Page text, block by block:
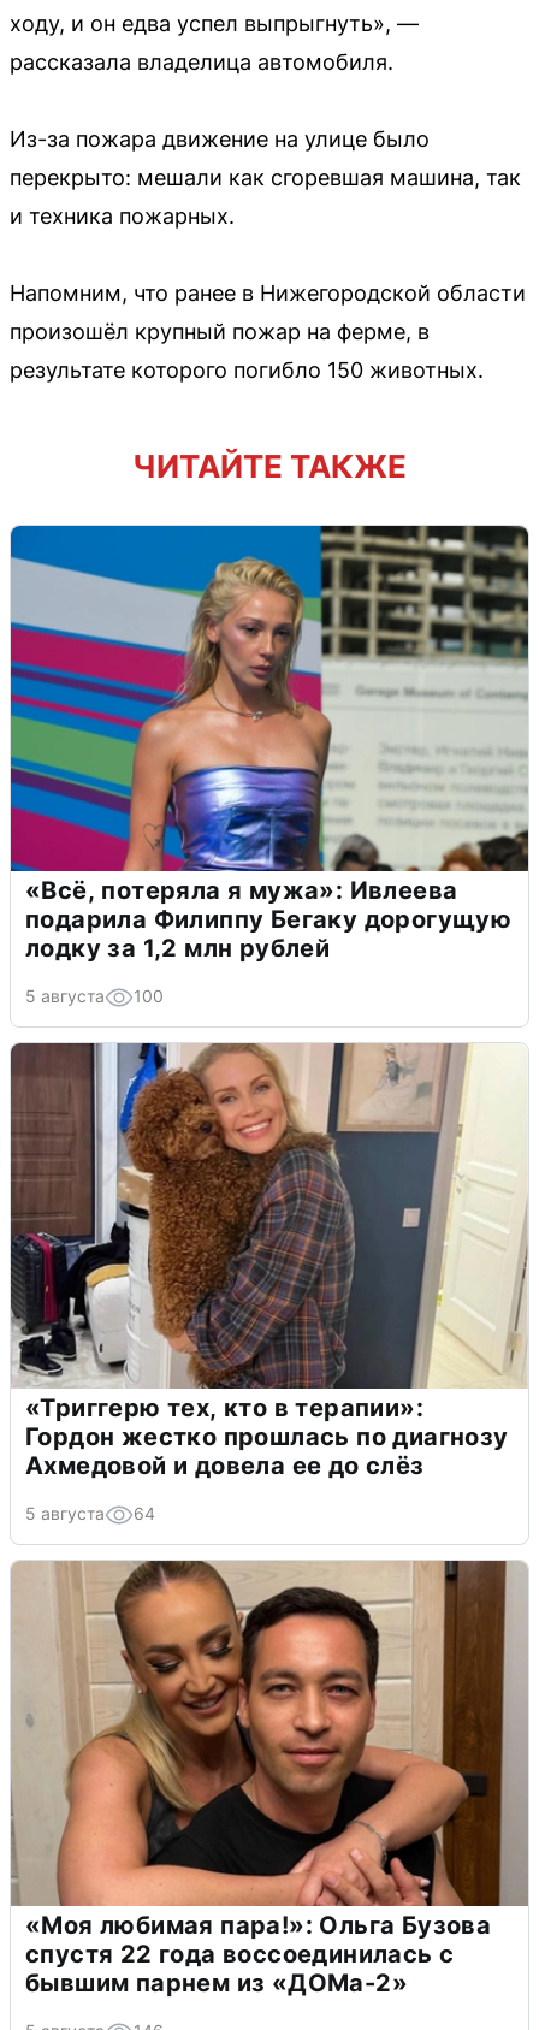
ходу, и он едва успел выпрыгнуть», —
рассказала владелица автомобиля.
Из-за пожара движение на улице было
перекрыто: мешали как сгоревшая машина, так
и техника пожарных.
Напомним, что ранее в Нижегородской области
произошёл крупный пожар на ферме, в
результате которого погибло 150 животных.
ЧИТАЙТЕ ТАКЖЕ
«Всё, потеряла я мужа»: Ивлеева
подарила Филиппу Бегаку дорогущую
лодку за 1,2 млн рублей
5 августа 100
«Триггерю тех, кто в терапии»:
Гордон жестко прошлась по диагнозу
Ахмедовой и довела ее до слёз
5 августа 64
«Моя любимая пара!»: Ольга Бузова
спустя 22 года воссоединилась с
бывшим парнем из «ДОМа-2»